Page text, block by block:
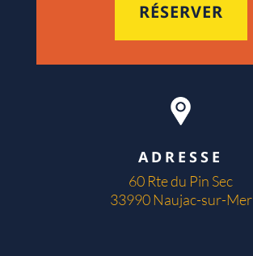
RÉSERVER
ADRESSE
60 Rte du Pin Sec
33990 Naujac-sur-Mer